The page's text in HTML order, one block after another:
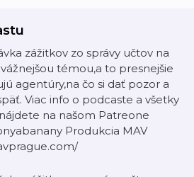
zážitkov zo správy učtov na
témou,a to presnejšie
agentúry,na čo si dať pozor a
Viac info o podcaste a všetky
na našom Patreone
Produkcia MAV